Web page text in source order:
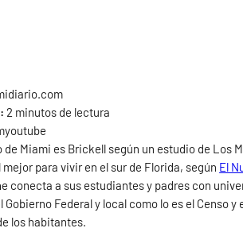
2 minutos de lectura
de Miami es Brickell según un estudio de Los
para vivir en el sur de Florida, según El
conecta a sus estudiantes y padres con
Federal y local como lo es el Censo
los habitantes.